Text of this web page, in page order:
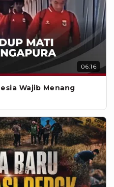
06:16
Wajib Menang